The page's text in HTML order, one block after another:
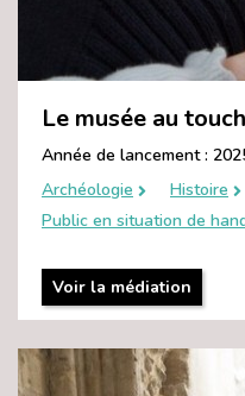
Le musée au
Année de lancement :
Archéologie
Histoire
Public en situation de
Voir la médiation